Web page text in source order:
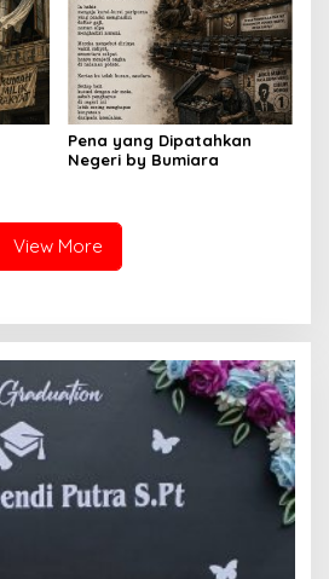
Pena yang Dipatahkan
Negeri by Bumiara
View More